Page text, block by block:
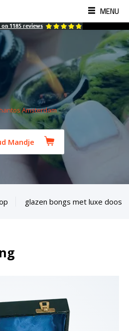
MENU
on 1185 reviews
Mandje
glazen bongs met luxe doos